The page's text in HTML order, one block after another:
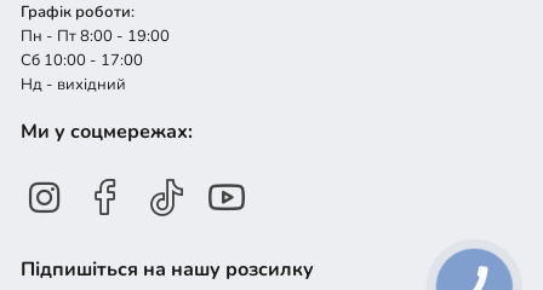
Графік роботи:
Пн - Пт 8:00 - 19:00
Сб 10:00 - 17:00
Нд - вихідний
Ми у соцмережах:
Підпишіться на нашу розсилку
КНОПКА